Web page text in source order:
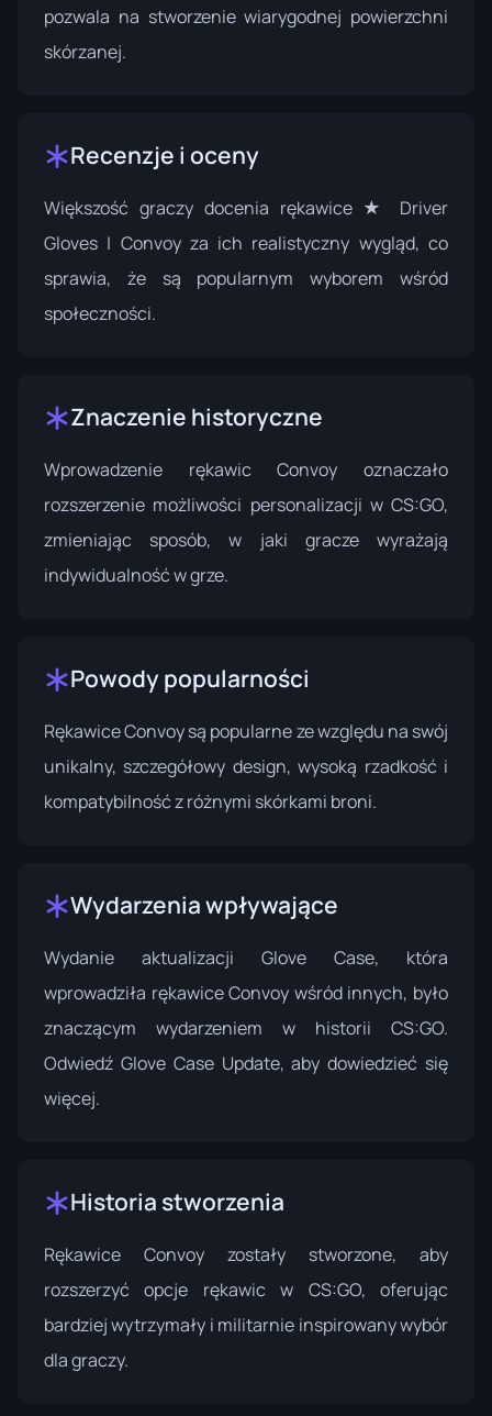
pozwala na stworzenie wiarygodnej powierzchni
skórzanej.
Recenzje i oceny
Większość graczy docenia rękawice ★ Driver
Gloves | Convoy za ich realistyczny wygląd, co
sprawia, że są popularnym wyborem wśród
społeczności.
Znaczenie historyczne
Wprowadzenie rękawic Convoy oznaczało
rozszerzenie możliwości personalizacji w CS:GO,
zmieniając sposób, w jaki gracze wyrażają
indywidualność w grze.
Powody popularności
Rękawice Convoy są popularne ze względu na swój
unikalny, szczegółowy design, wysoką rzadkość i
kompatybilność z różnymi skórkami broni.
Wydarzenia wpływające
Wydanie aktualizacji Glove Case, która
wprowadziła rękawice Convoy wśród innych, było
znaczącym wydarzeniem w historii CS:GO.
Odwiedź Glove Case Update, aby dowiedzieć się
więcej.
Historia stworzenia
Rękawice Convoy zostały stworzone, aby
rozszerzyć opcje rękawic w CS:GO, oferując
bardziej wytrzymały i militarnie inspirowany wybór
dla graczy.